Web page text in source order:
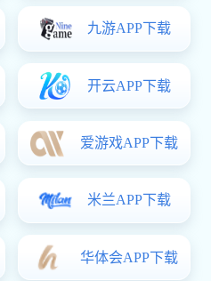
杆总成
动机构。其功用是将活塞的往
同时将作用于活塞上的力转变
由活塞组、连杆组和曲轴、飞轮组等零部件组成。